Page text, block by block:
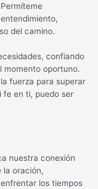
del camino.
confiando
momento oportuno.
fuerza para superar
fe en ti, puedo ser
nuestra conexión
la oración,
los tiempos